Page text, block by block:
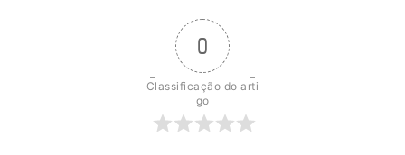
0
Classificação do arti
go